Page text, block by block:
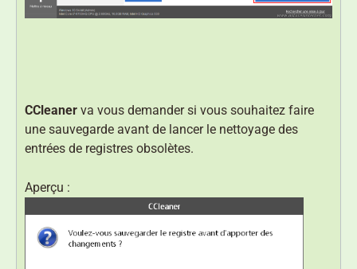
CCleaner va vous demander si vous souhaitez faire
une sauvegarde avant de lancer le nettoyage des
entrées de registres obsolètes.
Aperçu :